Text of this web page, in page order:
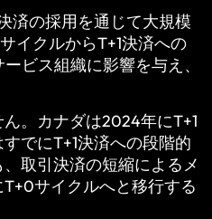
済の採用を通じて大規模
イクルからT+1決済への
ビス組織に影響を与え、
。カナダは2024年にT+1
でにT+1決済への段階的
取引決済の短縮によるメ
サイクルへと移行する